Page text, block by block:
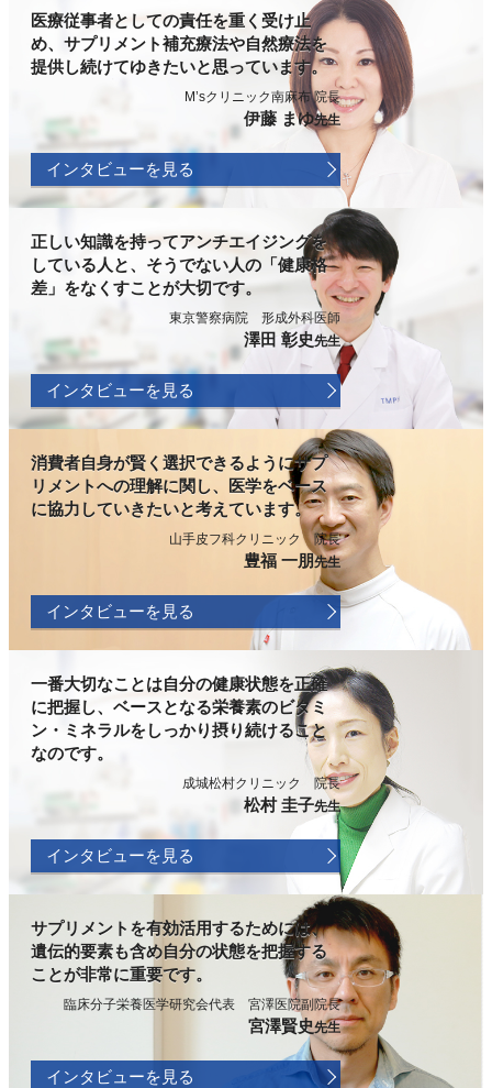
医療従事者としての責任を重く受け止
め、サプリメント補充療法や自然療法を
提供し続けてゆきたいと思っています。
M’sクリニック南麻布 院長
伊藤 まゆ先生
インタビューを見る
正しい知識を持ってアンチエイジングを
している人と、そうでない人の「健康格
差」をなくすことが大切です。
東京警察病院 形成外科医師
澤田 彰史先生
インタビューを見る
消費者自身が賢く選択できるようにサプ
リメントへの理解に関し、医学をベース
に協力していきたいと考えています。
山手皮フ科クリニック 院長
豊福 一朋先生
インタビューを見る
一番大切なことは自分の健康状態を正確
に把握し、ベースとなる栄養素のビタミ
ン・ミネラルをしっかり摂り続けること
なのです。
成城松村クリニック 院長
松村 圭子先生
インタビューを見る
サプリメントを有効活用するためには、
遺伝的要素も含め自分の状態を把握する
ことが非常に重要です。
臨床分子栄養医学研究会代表 宮澤医院副院長
宮澤賢史先生
インタビューを見る